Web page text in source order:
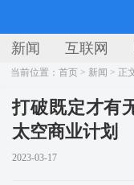
新闻 互联网
当前位置：首页 > 新闻 > 正
打破既定才有
太空商业计划
2023-03-17